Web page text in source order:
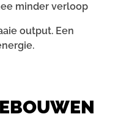
minder verloop
output. Een